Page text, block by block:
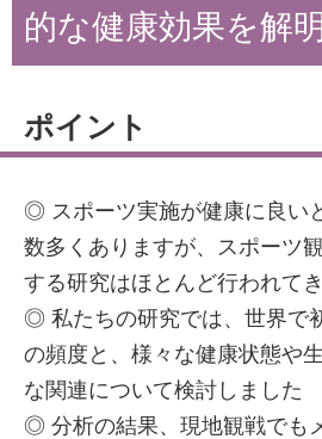
的な健康効果を解
ポイント
◎ スポーツ実施が健康に良い
数多くありますが、スポーツ
する研究はほとんど行われて
◎ 私たちの研究では、世界で
の頻度と、様々な健康状態や
な関連について検討しました
◎ 分析の結果、現地観戦でも